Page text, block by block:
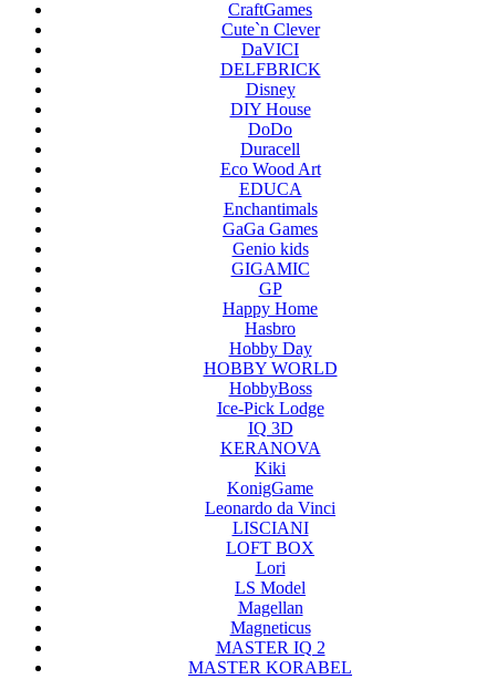
CraftGames
Cute`n Clever
DaVICI
DELFBRICK
Disney
DIY House
DoDo
Duracell
Eco Wood Art
EDUCA
Enchantimals
GaGa Games
Genio kids
GIGAMIC
GP
Happy Home
Hasbro
Hobby Day
HOBBY WORLD
HobbyBoss
Ice-Pick Lodge
IQ 3D
KERANOVA
Kiki
KonigGame
Leonardo da Vinci
LISCIANI
LOFT BOX
Lori
LS Model
Magellan
Magneticus
MASTER IQ 2
MASTER KORABEL